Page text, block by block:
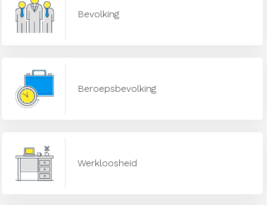
Bevolking
Beroepsbevolking
Werkloosheid